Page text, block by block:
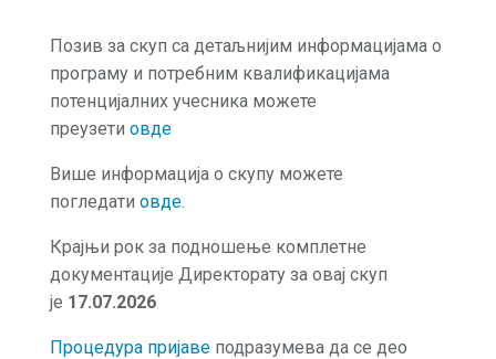
Позив за скуп са детаљнијим информацијама о
програму и потребним квалификацијама
потенцијалних учесника можете
преузети овде
Више информација о скупу можете
погледати овде.
Крајњи рок за подношење комплетне
документације Директорату за овај скуп
је 17.07.2026
Процедура пријавеподразумева да се део